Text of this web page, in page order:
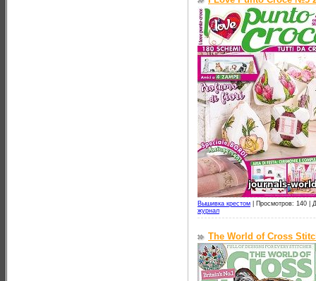
Вышивка крестом Просмотров: 140 |
журнал
The World of Cross